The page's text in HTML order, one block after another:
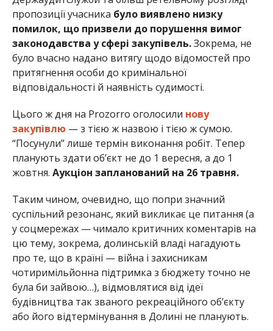
пропозиції учасника було виявлено низку
помилок, що призвели до порушення вимог
законодавства у сфері закупівель.Зокрема, не
було вчасно надано витягу щодо відомостей про
притягнення особи до кримінальної
відповідальності й наявність судимості.
Цього ж дня на Prozorro оголосили нову
закупівлю — з тією ж назвою і тією ж сумою.
“Посунули” лише термін виконання робіт. Тепер
планують здати об’єкт не до 1 вересня, а до 1
жовтня. Аукціон запланований на 26 травня.
Таким чином, очевидно, що попри значний
суспільний резонанс, який викликає це питання (а
у соцмережах — чимало критичних коментарів на
цю тему, зокрема, долинській владі нагадують
про те, що в країні — війна і захисникам
чотиримільйонна підтримка з бюджету точно не
була би зайвою…), відмовлятися від ідеї
будівництва так званого рекреаційного об’єкту
або його відтермінування в Долині не планують.